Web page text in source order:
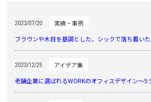
2023/07/20
実績・事例
ブラウンや木目を基調とした、シックで落ち着いた
2023/12/25
アイデア集
老舗企業に選ばれるWORKのオフィスデザイン～5